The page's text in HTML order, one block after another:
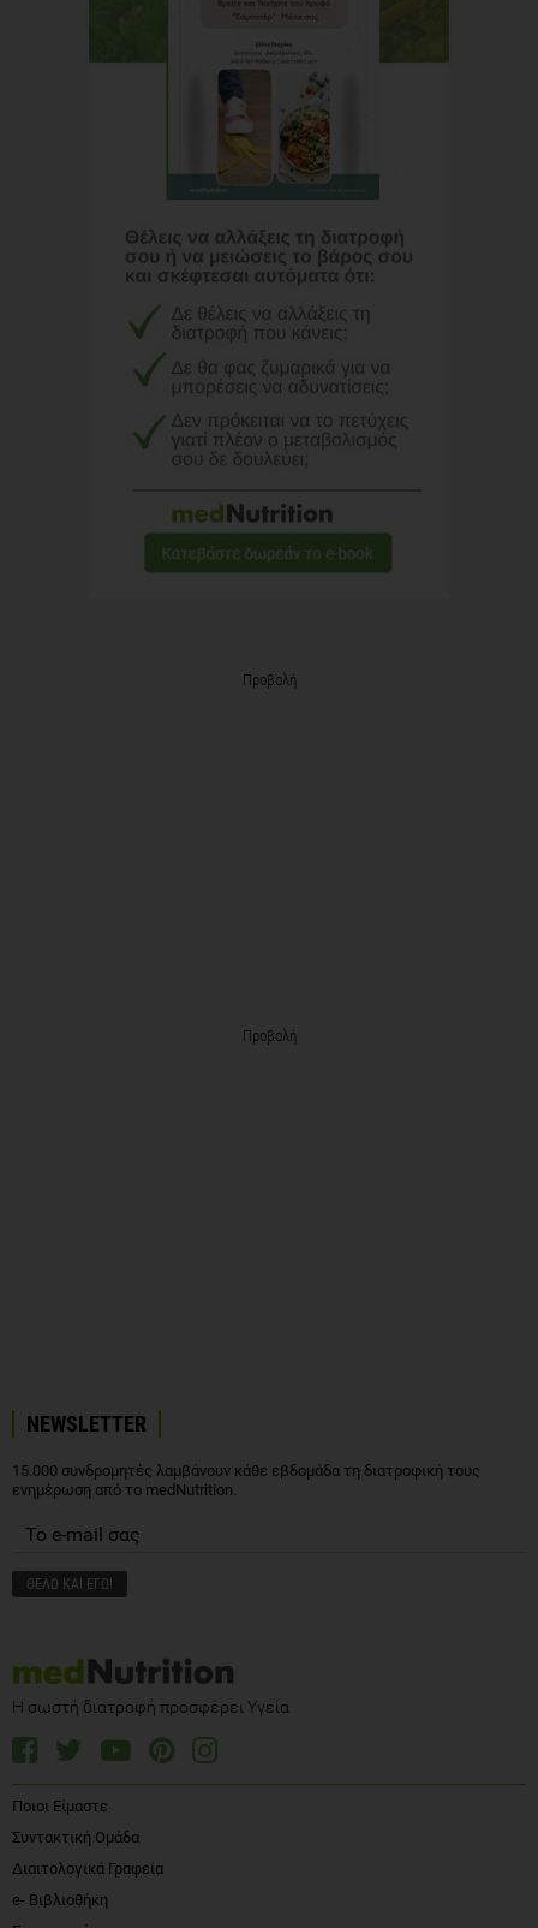
Προβολή
Προβολή
NEWSLETTER
15.000 συνδρομητές λαμβάνουν κάθε εβδομάδα τη διατροφική τους
ενημέρωση από το medNutrition.
Η σωστή διατροφή προσφέρει Υγεία
Ποιοι Είμαστε
Συντακτική Ομάδα
Διαιτολογικά Γραφεία
e- Βιβλιοθήκη